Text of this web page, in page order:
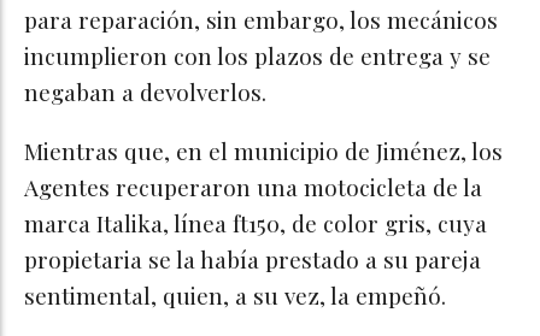
para reparación, sin embargo, los mecánicos
incumplieron con los plazos de entrega y se
negaban a devolverlos.
Mientras que, en el municipio de Jiménez, los
Agentes recuperaron una motocicleta de la
marca Italika, línea ft150, de color gris, cuya
propietaria se la había prestado a su pareja
sentimental, quien, a su vez, la empeñó.